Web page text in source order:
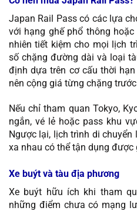
Japan Rail Pass có các lựa
với hạng ghế phổ thông hoặc
nhiên tiết kiệm cho mọi lịch
số chặng đường dài và loại
định dựa trên cơ cấu thời
nên cộng giá từng chặng
Nếu chỉ tham quan Tokyo,
ngắn, vé lẻ hoặc pass khu
Ngược lại, lịch trình di
xa nhau có thể tận dụng
Xe buýt và tàu địa phương
Xe buýt hữu ích khi tham
những điểm chưa có mạng